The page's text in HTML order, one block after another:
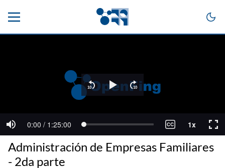
Administración de Empresas Familiares
- 2da parte